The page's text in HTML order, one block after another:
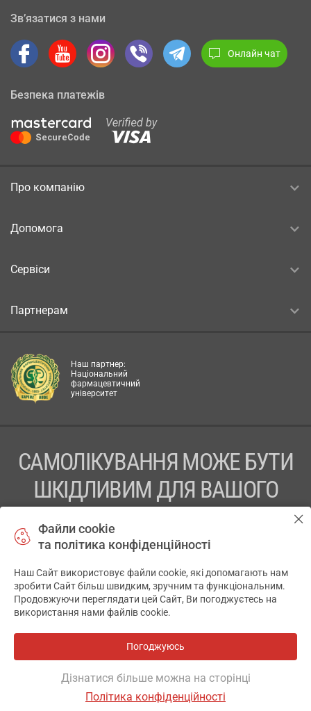
Зв’язатися з нами
Онлайн чат
Безпека платежів
Про компанію
Допомога
Сервіси
Партнерам
Наш партнер:
Національний
фармацевтичний
університет
САМОЛІКУВАННЯ МОЖЕ БУТИ
ШКІДЛИВИМ ДЛЯ ВАШОГО
ПЕРЕД ЗАСТОСУВАННЯМ ПРЕПАРАТУ ПРОКОНСУЛЬТУЙТЕСЬ
ТОВ «АПТЕКА 911.ЮА» Код ЄДРПОУ 43631965.
Відмова від відповідальності
© 2014-2026. Медична інформаційна система АПТЕКА911.ЮА
Файли cookie
та політика конфіденційності
Наш Сайт використовує файли cookie, які допомагають нам
зробити Сайт більш швидким, зручним та функціональним.
Продовжуючи переглядати цей Сайт, Ви погоджуєтесь на
використання нами файлів cookie.
Погоджуюсь
Дізнатися більше можна на сторінці
Політика конфіденційності
✕